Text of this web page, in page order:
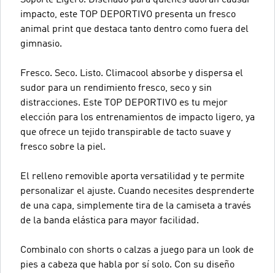
impacto, este TOP DEPORTIVO presenta un fresco
animal print que destaca tanto dentro como fuera del
gimnasio.
Fresco. Seco. Listo. Climacool absorbe y dispersa el
sudor para un rendimiento fresco, seco y sin
distracciones. Este TOP DEPORTIVO es tu mejor
elección para los entrenamientos de impacto ligero, ya
que ofrece un tejido transpirable de tacto suave y
fresco sobre la piel.
El relleno removible aporta versatilidad y te permite
personalizar el ajuste. Cuando necesites desprenderte
de una capa, simplemente tira de la camiseta a través
de la banda elástica para mayor facilidad.
Combinalo con shorts o calzas a juego para un look de
pies a cabeza que habla por sí solo. Con su diseño